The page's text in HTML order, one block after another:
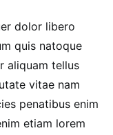
dolor libero
quis natoque
aliquam tellus
vitae nam
penatibus enim
etiam lorem